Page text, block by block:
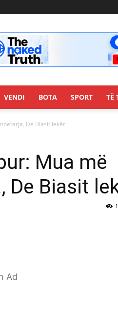
VENDI BOTA SPORT TË
De Biasit lekët
Mua më
De Biasit
Ad